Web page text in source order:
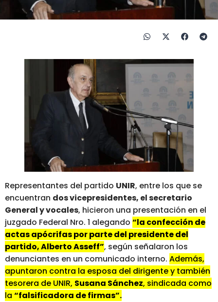
Representantes del partido UNIR, entre los que se
encuentran dos vicepresidentes, el secretario
General y vocales, hicieron una presentación en el
juzgado Federal Nro. 1 alegando “la confección de
actas apócrifas por parte del presidente del
partido, Alberto Asseff”, según señalaron los
denunciantes en un comunicado interno. Además,
apuntaron contra la esposa del dirigente y también
tesorera de UNIR, Susana Sánchez, sindicada como
la “falsificadora de firmas”.